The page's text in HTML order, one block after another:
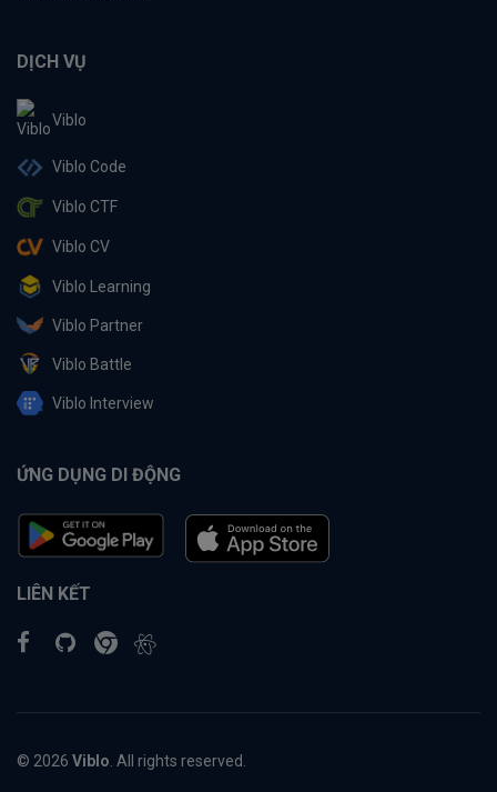
DỊCH VỤ
Viblo
Viblo Code
Viblo CTF
Viblo CV
Viblo Learning
Viblo Partner
Viblo Battle
Viblo Interview
ỨNG DỤNG DI ĐỘNG
LIÊN KẾT
© 2026 Viblo . All rights reserved.